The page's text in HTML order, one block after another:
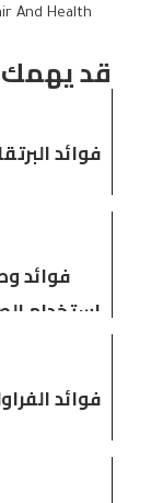
And Health
قد يهمك
فوائد
فوائد
استخدام
فوائد